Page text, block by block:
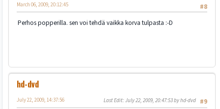
#8
March 06, 2009, 20:12:45
Perhos popperilla. sen voi tehdä vaikka korva tulpasta :-D
hd-dvd
#9
July 22, 2009, 14:37:56 Last Edit: July 22, 2009, 20:47:53 by hd-dvd